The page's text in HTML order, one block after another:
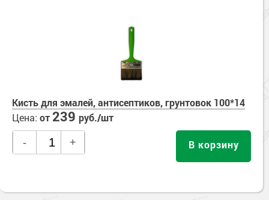
Кисть для эмалей, антисептиков, грунтовок 100*14
Цена: от239 руб./шт
- + В корзину